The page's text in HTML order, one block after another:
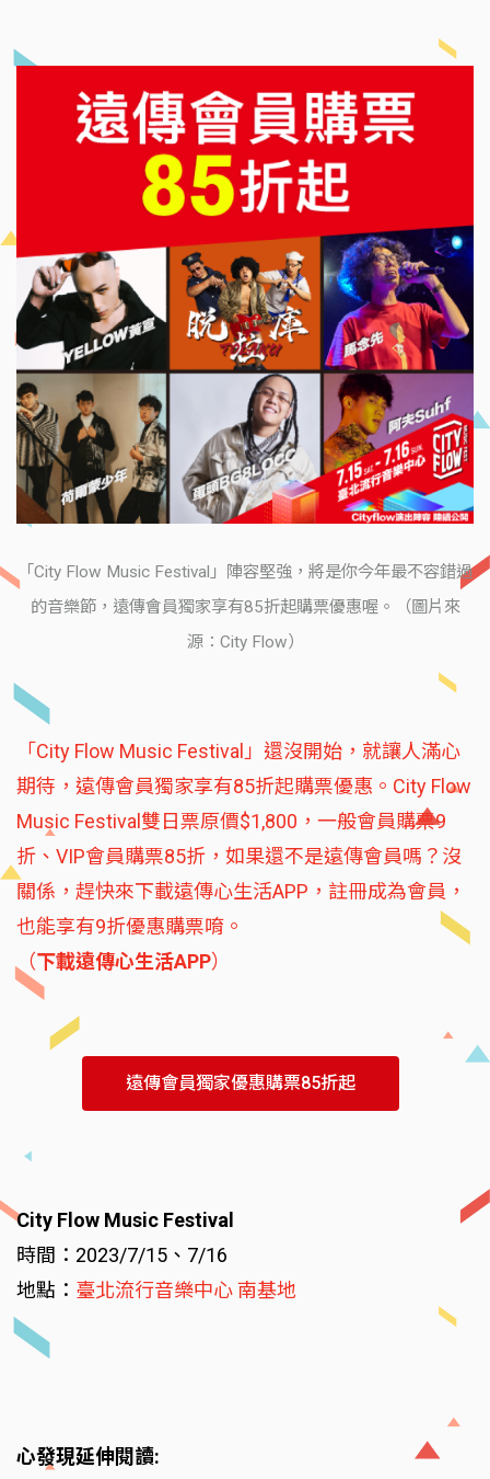
「City Flow Music Festival」陣容堅強，將是你今年最不容錯過
的音樂節，遠傳會員獨家享有85折起購票優惠喔。（圖片來
源：City Flow）
「City Flow Music Festival」還沒開始，就讓人滿心
期待，遠傳會員獨家享有85折起購票優惠。City Flow
Music Festival雙日票原價$1,800，一般會員購票9
折、VIP會員購票85折，如果還不是遠傳會員嗎？沒
關係，趕快來下載遠傳心生活APP，註冊成為會員，
也能享有9折優惠購票唷。
（下載遠傳心生活APP）
遠傳會員獨家優惠購票85折起
City Flow Music Festival
時間：2023/7/15、7/16
地點： 臺北流行音樂中心 南基地
心發現延伸閱讀: